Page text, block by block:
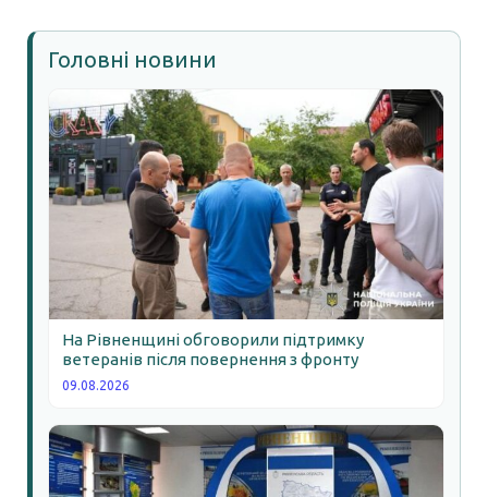
Головні новини
На Рівненщині обговорили підтримку
ветеранів після повернення з фронту
09.08.2026